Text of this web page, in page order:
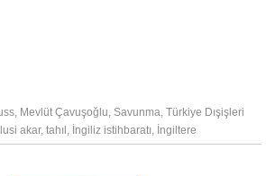
, Mevlüt Çavuşoğlu, Savunma, Türkiye Dışişleri
akar, tahıl , İngiliz istihbaratı, İngiltere